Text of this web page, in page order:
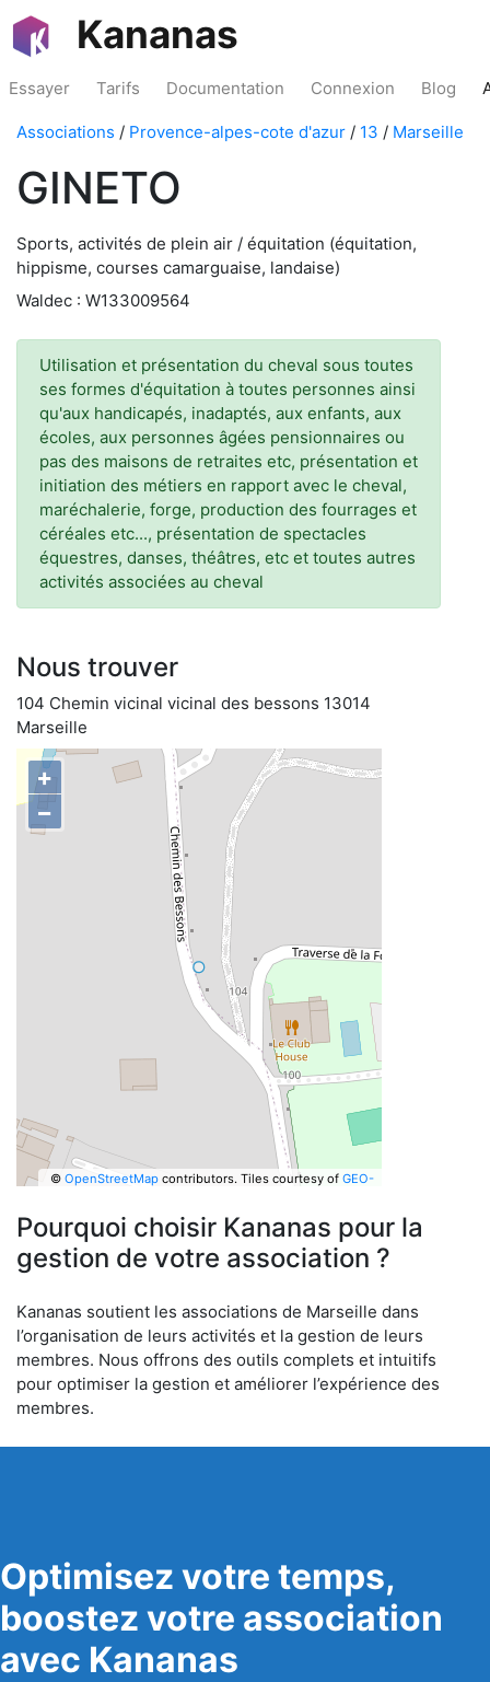
Kananas
Essayer Tarifs Documentation Connexion Blog
Associations / Provence-alpes-cote d'azur / 13 / Marseille
GINETO
Sports, activités de plein air / équitation (équitation,
hippisme, courses camarguaise, landaise)
Waldec : W133009564
Utilisation et présentation du cheval sous toutes
ses formes d'équitation à toutes personnes ainsi
qu'aux handicapés, inadaptés, aux enfants, aux
écoles, aux personnes âgées pensionnaires ou
pas des maisons de retraites etc, présentation et
initiation des métiers en rapport avec le cheval,
maréchalerie, forge, production des fourrages et
céréales etc..., présentation de spectacles
équestres, danses, théâtres, etc et toutes autres
activités associées au cheval
Nous trouver
104 Chemin vicinal vicinal des bessons 13014
Marseille
+
−
© OpenStreetMapcontributors. Tiles courtesy of GEO-
Pourquoi choisir Kananas pour la
gestion de votre association ?
Kananas soutient les associations de Marseille dans
l’organisation de leurs activités et la gestion de leurs
membres. Nous offrons des outils complets et intuitifs
pour optimiser la gestion et améliorer l’expérience des
membres.
Optimisez votre temps,
boostez votre association
avec Kananas